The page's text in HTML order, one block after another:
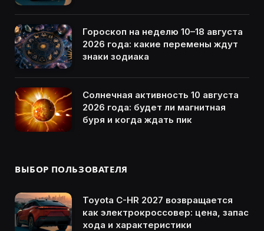
Гороскоп на неделю 10–18 августа
2026 года: какие перемены ждут
знаки зодиака
Солнечная активность 10 августа
2026 года: будет ли магнитная
буря и когда ждать пик
ВЫБОР ПОЛЬЗОВАТЕЛЯ
Toyota C-HR 2027 возвращается
как электрокроссовер: цена, запас
хода и характеристики